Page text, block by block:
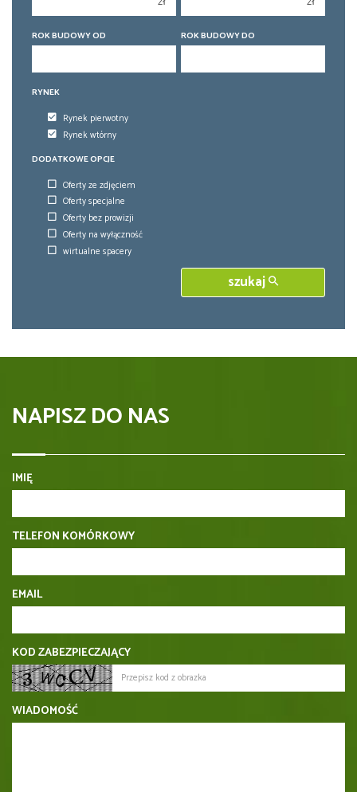
6 pokoi
6 pokoi
ROK BUDOWY OD ROK BUDOWY DO
RYNEK
Rynek pierwotny
Rynek wtórny
DODATKOWE OPCJE
Oferty ze zdjęciem
Oferty specjalne
Oferty bez prowizji
Oferty na wyłączność
wirtualne spacery
szukaj
NAPISZ DO NAS
IMIĘ
TELEFON KOMÓRKOWY
EMAIL
KOD ZABEZPIECZAJĄCY
WIADOMOŚĆ